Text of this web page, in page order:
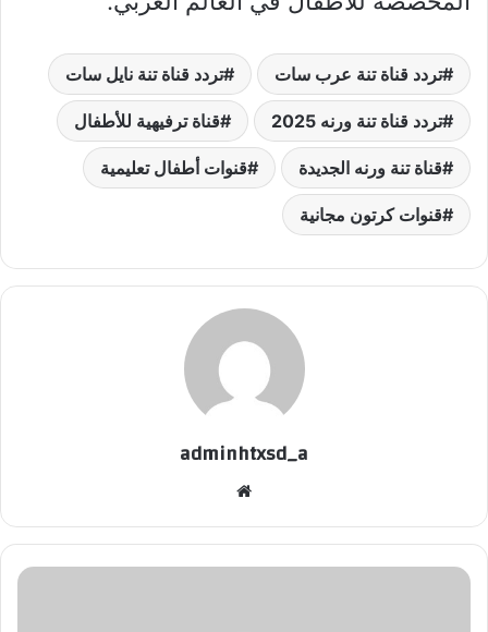
تردد قناة تنة عرب سات تردد قناة تنة نايل سات
تردد قناة تنة ورنه 2025 قناة ترفيهية للأطفال
قناة تنة ورنه الجديدة قنوات أطفال تعليمية
قنوات كرتون مجانية
adminhtxsd_a
حافظ